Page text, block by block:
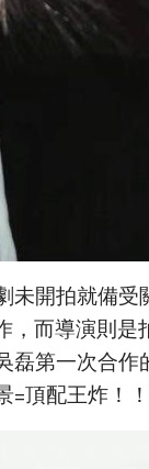
未開拍就備
，而導演則
磊第一次合
=頂配王炸！！